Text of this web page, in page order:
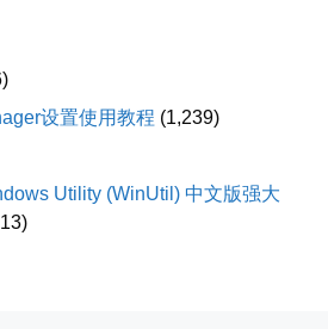
源
源（推...设置使用教程 (1,239)
Utility (WinUtil) 中文版强大